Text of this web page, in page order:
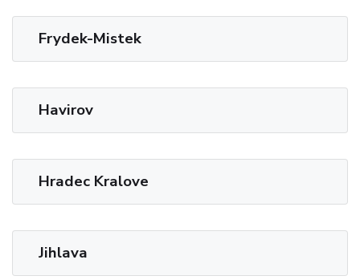
Frydek-Mistek
Havirov
Hradec Kralove
Jihlava